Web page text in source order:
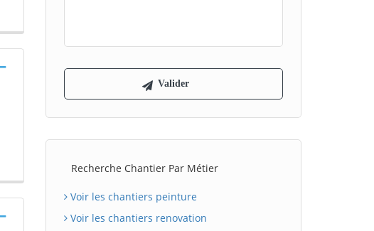
Recherche Chantier Par Métier
Voir les chantiers peinture
Voir les chantiers renovation